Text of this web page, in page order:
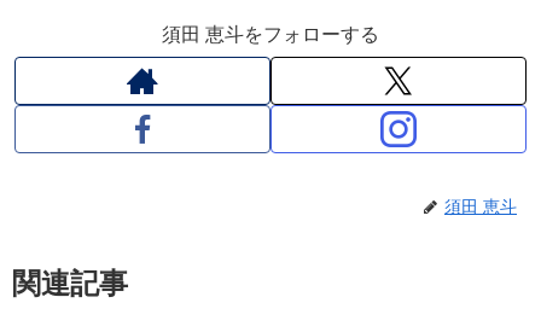
須田 恵斗をフォローする
須田 恵斗
関連記事